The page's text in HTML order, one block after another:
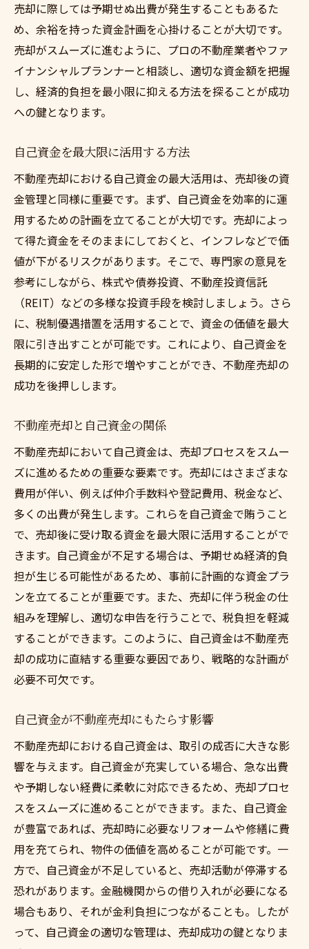
不動産売却を見据えた資金計画のポイント
計画的に資金を運用する方法
資金計画を立てる際の注意点
効率的な資金計画の作成手順
資金計画が不動産売却に与える影響
回避法
予期せぬ負担を避けるための準備
経済的負担を最小限に抑える方法
不動産売却で直面する可能性のあるリスク
経済的負担を回避するための戦略
不測の事態に備えるためのステップ
売却時の不安を和らげる資金計画
自己資金で始める不動産売却のステップバイス
テップガイド
売却準備のステップと自己資金の使い方
自己資金を効率よく活用するプロセス
自己資金で始める不動産売却の流れ
成功への道筋を描く具体的な手順
自己資金を元にした売却計画の立案
不動産売却に役立つ専門家の意見を取り入れる
メリット
専門家の意見がもたらす安心感
売却計画に専門家の知見を活用する
専門家に相談することで得られる利点
不動産売却成功の鍵は専門家の意見にあり
専門家のアドバイスで資金計画を強化
意見を取り入れることで得られる長期的な
成果
攻略法
スムーズな資金計画のための基本戦略
不動産売却を成功に導く計画の具体例
攻略法で資金計画を強固にする方法
成功を導くための不動産売却のヒント
資金計画を円滑に進めるためのコツ
不動産売却を効率よく進めるための実践法
売却に際しては予期せぬ出費が発生することもあるた
め、余裕を持った資金計画を心掛けることが大切です。
売却がスムーズに進むように、プロの不動産業者やファ
イナンシャルプランナーと相談し、適切な資金額を把握
し、経済的負担を最小限に抑える方法を探ることが成功
への鍵となります。
自己資金を最大限に活用する方法
不動産売却における自己資金の最大活用は、売却後の資
金管理と同様に重要です。まず、自己資金を効率的に運
用するための計画を立てることが大切です。売却によっ
て得た資金をそのままにしておくと、インフレなどで価
値が下がるリスクがあります。そこで、専門家の意見を
参考にしながら、株式や債券投資、不動産投資信託
（REIT）などの多様な投資手段を検討しましょう。さら
に、税制優遇措置を活用することで、資金の価値を最大
限に引き出すことが可能です。これにより、自己資金を
長期的に安定した形で増やすことができ、不動産売却の
成功を後押しします。
不動産売却と自己資金の関係
不動産売却において自己資金は、売却プロセスをスムー
ズに進めるための重要な要素です。売却にはさまざまな
費用が伴い、例えば仲介手数料や登記費用、税金など、
多くの出費が発生します。これらを自己資金で賄うこと
で、売却後に受け取る資金を最大限に活用することがで
きます。自己資金が不足する場合は、予期せぬ経済的負
担が生じる可能性があるため、事前に計画的な資金プラ
ンを立てることが重要です。また、売却に伴う税金の仕
組みを理解し、適切な申告を行うことで、税負担を軽減
することができます。このように、自己資金は不動産売
却の成功に直結する重要な要因であり、戦略的な計画が
必要不可欠です。
自己資金が不動産売却にもたらす影響
不動産売却における自己資金は、取引の成否に大きな影
響を与えます。自己資金が充実している場合、急な出費
や予期しない経費に柔軟に対応できるため、売却プロセ
スをスムーズに進めることができます。また、自己資金
が豊富であれば、売却時に必要なリフォームや修繕に費
用を充てられ、物件の価値を高めることが可能です。一
方で、自己資金が不足していると、売却活動が停滞する
恐れがあります。金融機関からの借り入れが必要になる
場合もあり、それが金利負担につながることも。したが
って、自己資金の適切な管理は、売却成功の鍵となりま